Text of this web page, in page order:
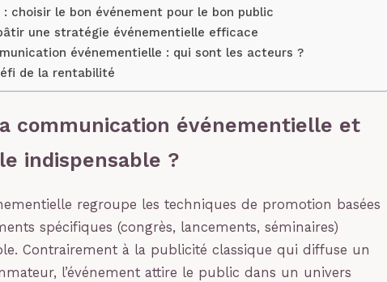
choisir le bon événement pour le bon public
une stratégie événementielle efficace
événementielle : qui sont les acteurs ?
de la rentabilité
communication événementielle et
indispensable ?
regroupe les techniques de promotion basées
spécifiques (congrès, lancements, séminaires)
Contrairement à la publicité classique qui diffuse un
l’événement attire le public dans un univers